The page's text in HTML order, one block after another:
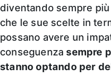
diventando sempre
che le sue scelte in
possano avere un
conseguenza sempre
stanno optando per